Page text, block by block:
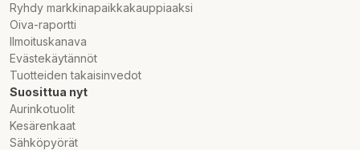
Ryhdy markkinapaikkakauppiaaksi
Oiva-raportti
Ilmoituskanava
Evästekäytännöt
Tuotteiden takaisinvedot
Suosittua nyt
Aurinkotuolit
Kesärenkaat
Sähköpyörät